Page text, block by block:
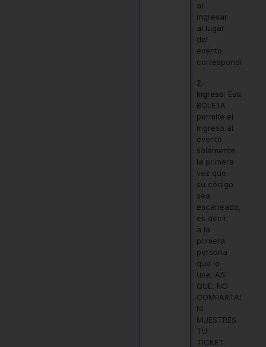
al
ingresar
al lugar
del
evento
correspondiente.
2.
Ingreso: Esta
BOLETA
permite el
ingreso al
evento
solamente
la primera
vez que
su código
sea
escaneado,
es decir,
a la
primera
persona
que lo
use, ASI
QUE, NO
COMPARTAS,
NI
MUESTRES
TU
TICKET.